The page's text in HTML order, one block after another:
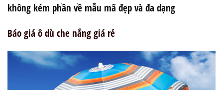
không kém phần về mẫu mã đẹp và đa dạng
Báo giá ô dù che nắng giá rẻ